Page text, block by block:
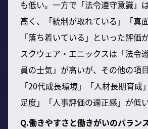
も低い。一方で「法令遵守意識」
高く、「統制が取れている」「真
「落ち着いている」といった評価
スクウェア・エニックスは「法令
員の士気」が高いが、その他の項
「20代成長環境」「人材長期育成
足度」「人事評価の適正感」が低い
Q.働きやすさと働きがいのバラン